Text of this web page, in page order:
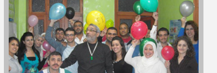
المعتمدون